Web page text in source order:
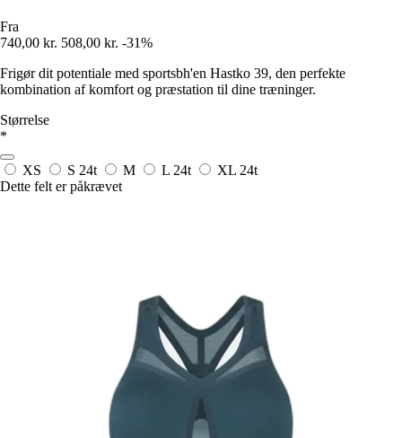
Fra
740,00 kr. 508,00 kr. -31%
Frigør dit potentiale med sportsbh'en Hastko 39, den perfekte
kombination af komfort og præstation til dine træninger.
Størrelse
*
XS S 24t M L 24t XL 24t
Dette felt er påkrævet